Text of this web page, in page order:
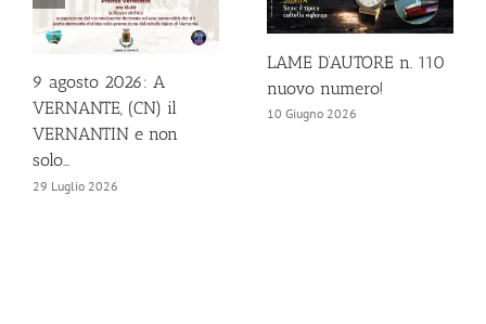
9 agosto 2026: A
VERNANTE, (CN) il
VERNANTIN e non
solo…
29 Luglio 2026
LAME D’AUTORE n. 110
nuovo numero!
10 Giugno 2026